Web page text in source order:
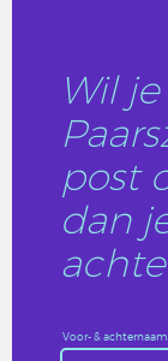
Wil
post
dan
Voor- & achternaam